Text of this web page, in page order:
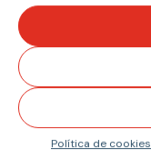
Política de cookies